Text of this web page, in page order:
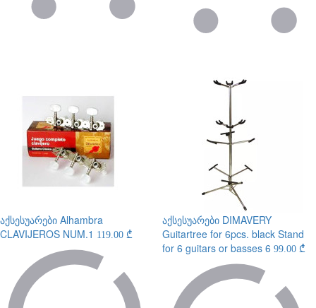
აქსესუარები Alhambra
CLAVIJEROS NUM.1 119.00 ₾
აქსესუარები DIMAVERY
Guitartree for 6pcs. black Stand
for 6 guitars or basses 6 99.00 ₾